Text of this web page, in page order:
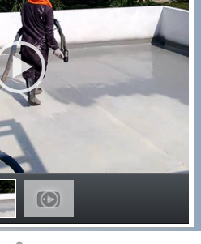
hút bể
đang được
pháp hút bể phốt hiện đại, an
lý triệt để chất thải trong thời
dụng, áp lực nước đến chế
mỗi giải pháp đều được lựa
phốt của bạn. Với quy trình
tôi giúp giữ vệ sinh, hạn
hệ thống thoát nước. Dưới đây